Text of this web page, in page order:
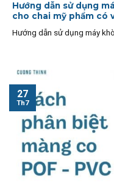
Hướng dẫn sử dụng
cho chai mỹ phẩm có
Hướng dẫn sử dụng máy
27
Th7